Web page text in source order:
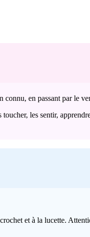
en passant par le
les sentir,
et à la lucette.